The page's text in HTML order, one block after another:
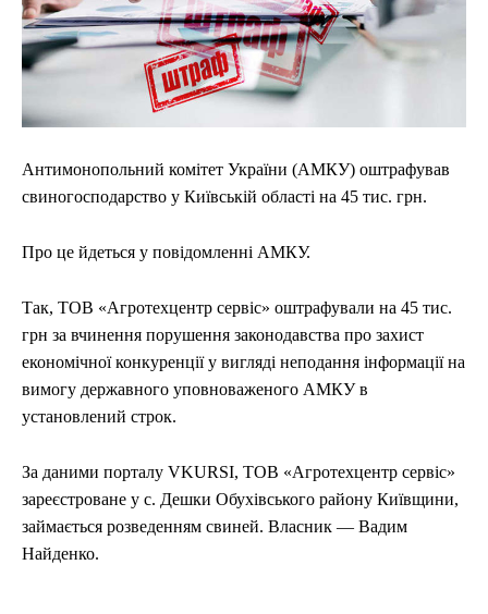
Антимонопольний комітет України (АМКУ) оштрафував
свиногосподарство у Київській області на 45 тис. грн.
Про це йдеться у повідомленні АМКУ.
Так, ТОВ «Агротехцентр сервіс» оштрафували на 45 тис.
грн за вчинення порушення законодавства про захист
економічної конкуренції у вигляді неподання інформації на
вимогу державного уповноваженого АМКУ в
установлений строк.
За даними порталу VKURSI, ТОВ «Агротехцентр сервіс»
зареєстроване у с. Дешки Обухівського району Київщини,
займається розведенням свиней. Власник — Вадим
Найденко.